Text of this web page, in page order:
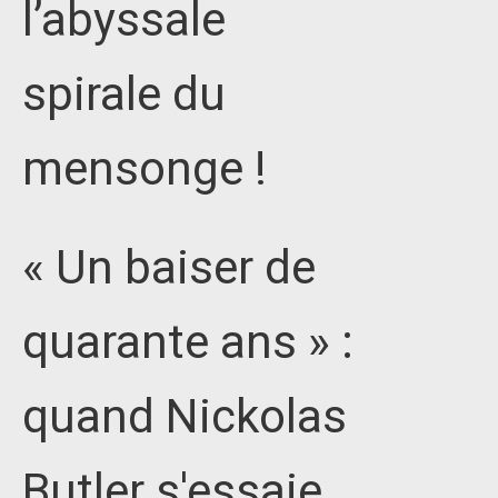
l’abyssale
spirale du
mensonge !
« Un baiser de
quarante ans » :
quand Nickolas